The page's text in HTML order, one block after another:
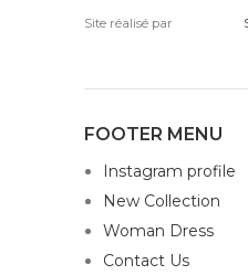
Site réalisé par
FOOTER MENU
Instagram profile
New Collection
Woman Dress
Contact Us